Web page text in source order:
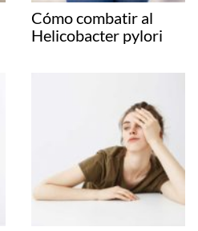
Cómo combatir al
Helicobacter pylori